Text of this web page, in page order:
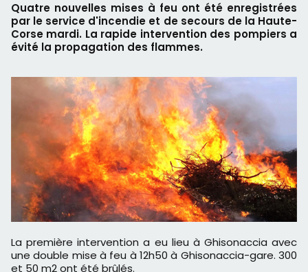
Quatre nouvelles mises à feu ont été enregistrées
par le service d'incendie et de secours de la Haute-
Corse mardi. La rapide intervention des pompiers a
évité la propagation des flammes.
La première intervention a eu lieu à Ghisonaccia avec
une double mise à feu à 12h50 à Ghisonaccia-gare. 300
et 50 m2 ont été brûlés.